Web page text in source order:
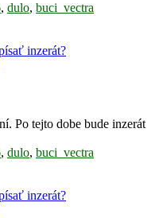
, dulo, buci_vectra
inzerát?
Po tejto dobe bude inzerát
, dulo, buci_vectra
inzerát?